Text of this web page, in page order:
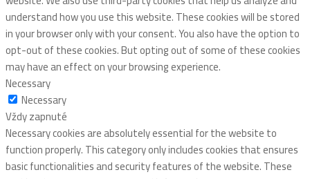
understand how you use this website. These cookies will be stored
in your browser only with your consent. You also have the option to
opt-out of these cookies. But opting out of some of these cookies
may have an effect on your browsing experience.
Necessary
Necessary
Vždy zapnuté
Necessary cookies are absolutely essential for the website to
function properly. This category only includes cookies that ensures
basic functionalities and security features of the website. These